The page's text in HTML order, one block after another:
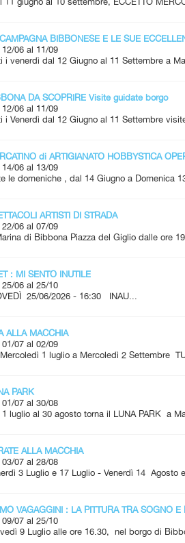
BIBBONESE E LE SUE
12/06 al 11/09
i venerdì dal 12 Giugno al 11 Settembre a
DA SCOPRIRE Visite guidate borgo
12/06 al 11/09
i Venerdì dal 12 Giugno al 11 Settembre
di ARTIGIANATO HOBBYSTICA
14/06 al 13/09
le domeniche , dal 14 Giugno a Domenica
ARTISTI DI STRADA
22/06 al 07/09
di Bibbona Piazza del Giglio dalle ore 19
: MI SENTO INUTILE
25/06 al 25/10
25/06/2026 - 16:30 INAU...
ALLA MACCHIA
01/07 al 02/09
1 luglio a Mercoledì 2 Settembre
PARK
01/07 al 30/08
1 luglio al 30 agosto torna il LUNA PARK a
ALLA MACCHIA
03/07 al 28/08
3 Luglio e 17 Luglio - Venerdì 14 Agosto
VAGAGGINI : LA PITTURA TRA SOGNO E
09/07 al 25/10
9 Luglio alle ore 16.30, nel borgo di